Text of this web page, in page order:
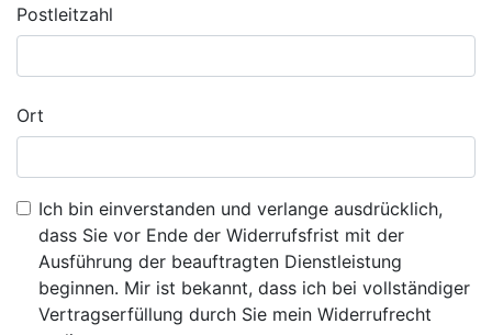
Postleitzahl
Ort
Ich bin einverstanden und verlange ausdrücklich,
dass Sie vor Ende der Widerrufsfrist mit der
Ausführung der beauftragten Dienstleistung
beginnen. Mir ist bekannt, dass ich bei vollständiger
Vertragserfüllung durch Sie mein Widerrufrecht